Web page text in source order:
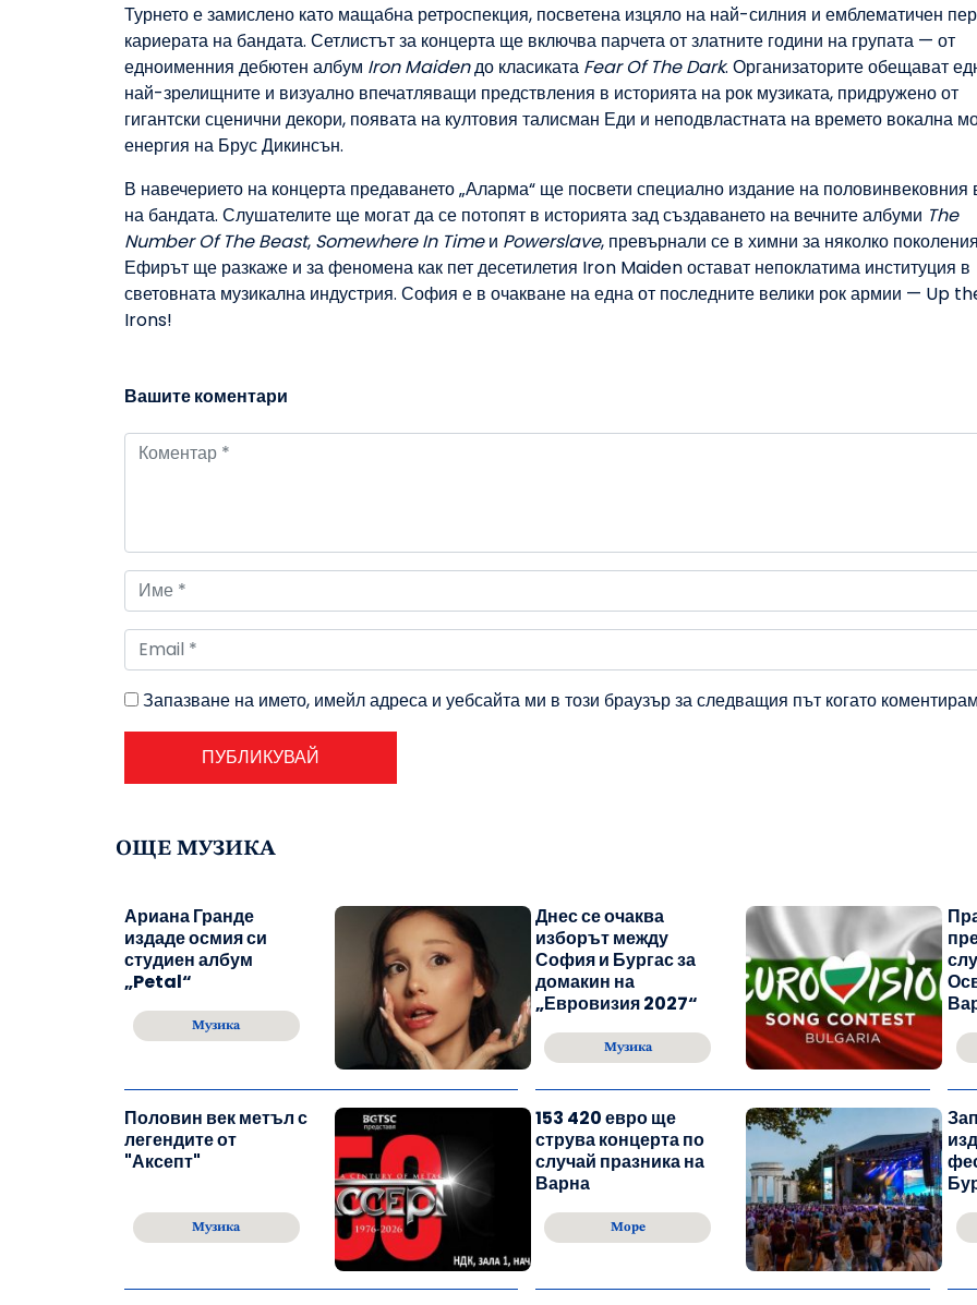
Турнето е замислено като мащабна ретроспекция, посветена изцяло на най-силния и емблематичен
кариерата на бандата. Сетлистът за концерта ще включва парчета от златните години на групата — от
едноименния дебютен албум Iron Maidenдо класиката Fear Of The Dark. Организаторите обещават
най-зрелищните и визуално впечатляващи предствления в историята на рок музиката, придружено от
гигантски сценични декори, появата на култовия талисман Еди и неподвластната на времето вокална
енергия на Брус Дикинсън.
В навечерието на концерта предаването „Аларма“ ще посвети специално издание на половинвековния
на бандата. Слушателите ще могат да се потопят в историята зад създаването на вечните албуми The
Number Of The Beast, Somewhere In Timeи Powerslave, превърнали се в химни за няколко
Ефирът ще разкаже и за феномена как пет десетилетия Iron Maiden остават непоклатима институция в
световната музикална индустрия. София е в очакване на една от последните велики рок армии — Up
Irons!
Вашите коментари
Запазване на името, имейл адреса и уебсайта ми в този браузър за следващия път когато
ОЩЕ МУЗИКА
Ариана Гранде
издаде осмия си
студиен албум
„Petal“
Музика
Днес се очаква
изборът между
София и Бургас за
домакин на
„Евровизия 2027“
Музика
Половин век метъл с
легендите от
"Аксепт"
Музика
153 420 евро ще
струва концерта по
случай празника на
Варна
Море